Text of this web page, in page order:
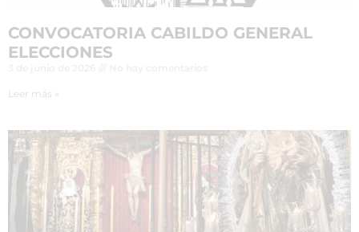
CONVOCATORIA CABILDO GENERAL
ELECCIONES
Leer más »